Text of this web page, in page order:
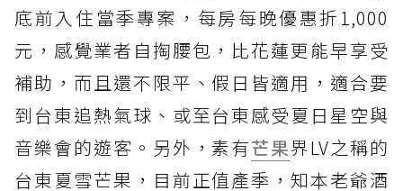
底前入住當季專案，每房每晚優惠折1,000
元，感覺業者自掏腰包，比花蓮更能早享受
補助，而且還不限平、假日皆適用，適合要
到台東追熱氣球、或至台東感受夏日星空與
音樂會的遊客。另外，素有芒果界LV之稱的
台東夏雪芒果，目前正值產季，知本老爺酒